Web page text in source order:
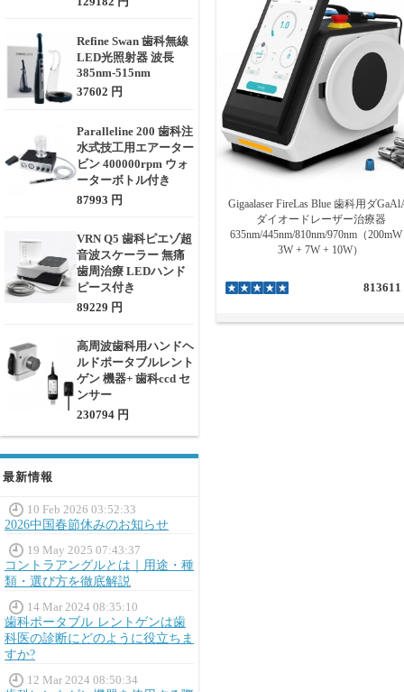
Refine Swan 歯科無線
LED光照射器 波長
385nm-515nm
37602 円
Paralleline 200 歯科注
水式技工用エアーター
ビン 400000rpm ウォ
ーターボトル付き
87993 円
VRN Q5 歯科ピエゾ超
音波スケーラー 無痛
歯周治療 LEDハンド
ピース付き
89229 円
高周波歯科用ハンドヘ
ルドポータブルレント
ゲン 機器+ 歯科ccd セ
ンサー
230794 円
最新情報
10 Feb 2026 03:52:33
2026中国春節休みのお知らせ
19 May 2025 07:43:37
コントラアングルとは｜用途・種
類・選び方を徹底解説
14 Mar 2024 08:35:10
歯科ポータブル レントゲンは歯
科医の診断にどのように役立ちま
すか?
12 Mar 2024 08:50:34
Gigaalaser FireLas Blue 歯科用ダ
ダイオードレーザー治療器
635nm/445nm/810nm/970nm（
3W + 7W + 10W）
813611